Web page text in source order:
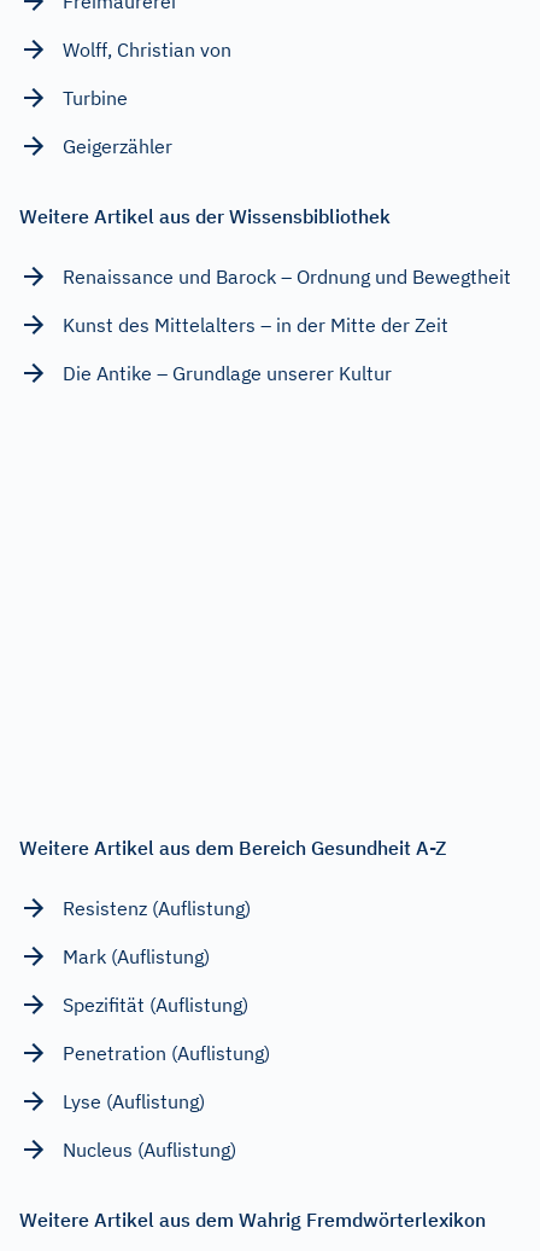
Wolff, Christian von
Turbine
Geigerzähler
Weitere Artikel aus der Wissensbibliothek
Renaissance und Barock – Ordnung und Bewegtheit
Kunst des Mittelalters – in der Mitte der Zeit
Die Antike – Grundlage unserer Kultur
Weitere Artikel aus dem Bereich Gesundheit A-Z
Resistenz (Auflistung)
Mark (Auflistung)
Spezifität (Auflistung)
Penetration (Auflistung)
Lyse (Auflistung)
Nucleus (Auflistung)
Weitere Artikel aus dem Wahrig Fremdwörterlexikon